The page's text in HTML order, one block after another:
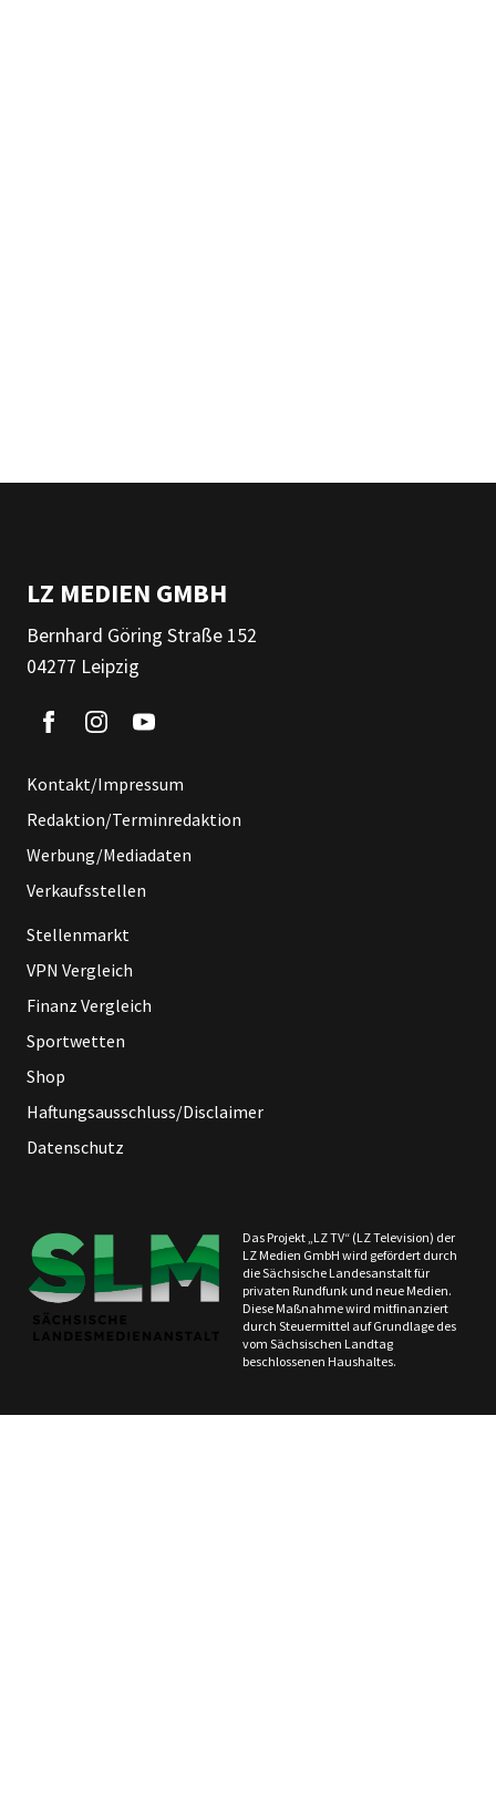
LZ MEDIEN GMBH
Bernhard Göring Straße 152
04277 Leipzig
Kontakt/Impressum
Redaktion/Terminredaktion
Werbung/Mediadaten
Verkaufsstellen
Stellenmarkt
VPN Vergleich
Finanz Vergleich
Sportwetten
Shop
Haftungsausschluss/Disclaimer
Datenschutz
Das Projekt „LZ TV“ (LZ Television) der
LZ Medien GmbH wird gefördert durch
die Sächsische Landesanstalt für
privaten Rundfunk und neue Medien.
Diese Maßnahme wird mitfinanziert
durch Steuermittel auf Grundlage des
vom Sächsischen Landtag
beschlossenen Haushaltes.